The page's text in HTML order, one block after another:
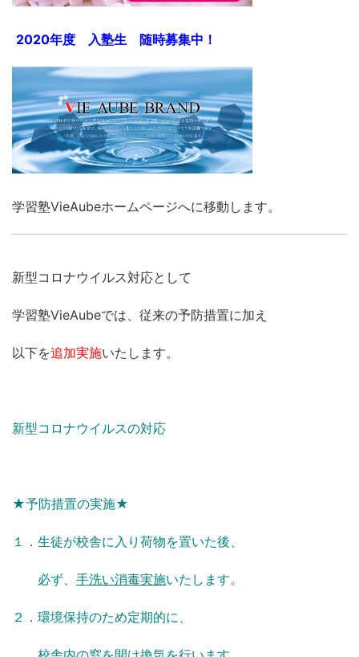
2020年度 入塾生 随時募集中！
学習塾VieAubeホームページへに移動します。
新型コロナウイルス対応として
学習塾VieAubeでは、従来の予防措置に加え
以下を追加実施いたします。
新型コロナウイルスの対応
★予防措置の実施★
１．生徒が校舎に入り荷物を置いた後、
必ず、 手洗い消毒実施いたします。
２．環境保持のため定期的に、